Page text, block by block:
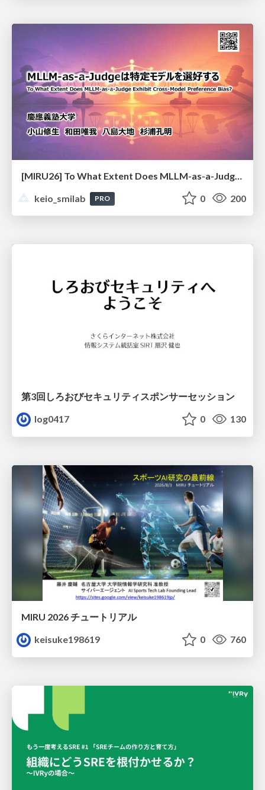
keio_smilab
PRO 0 200
第3回しろおびセキュリティスポンサーセッション
log0417
0 130
MIRU 2026 チュートリアル
keisuke198619
0 760